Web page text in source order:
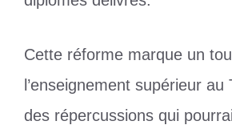
Cette réforme marque un
l’enseignement supérieur au
des répercussions qui